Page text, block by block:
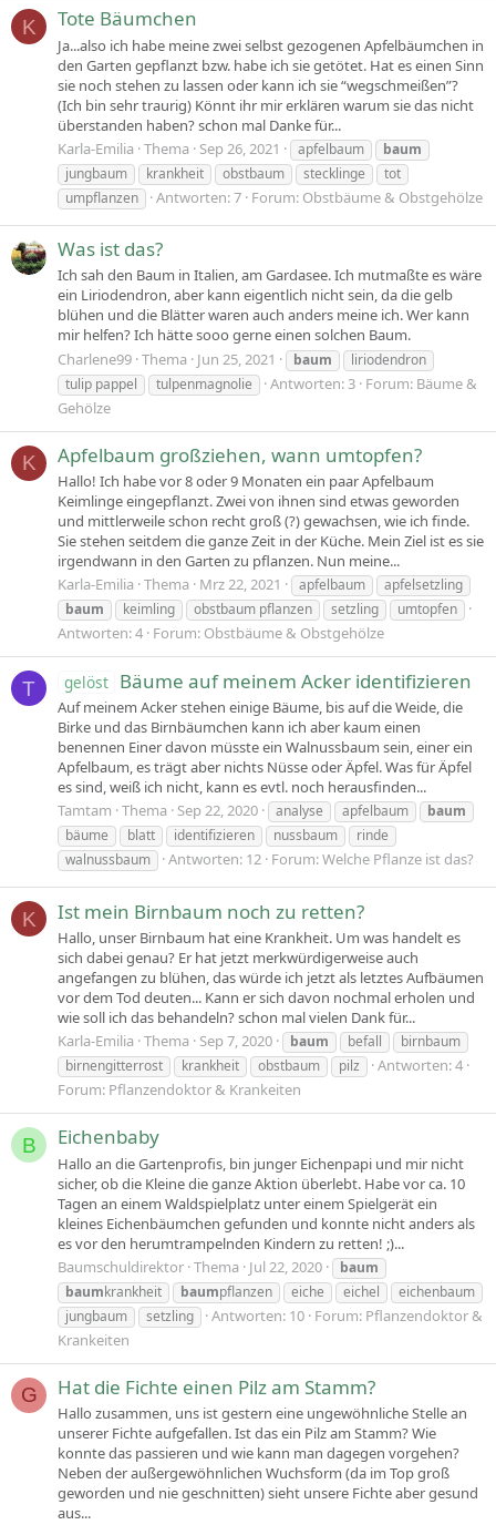
K Tote Bäumchen
Ja...also ich habe meine zwei selbst gezogenen Apfelbäumchen in
den Garten gepflanzt bzw. habe ich sie getötet. Hat es einen Sinn
sie noch stehen zu lassen oder kann ich sie “wegschmeißen”?
(Ich bin sehr traurig) Könnt ihr mir erklären warum sie das nicht
überstanden haben? schon mal Danke für...
Karla-Emilia Thema Sep 26, 2021 apfelbaum
baum
jungbaum
krankheit obstbaum stecklinge
tot
umpflanzen
Antworten: 7 Forum: Obstbäume & Obstgehölze
Was ist das?
Ich sah den Baum in Italien, am Gardasee. Ich mutmaßte es wäre
ein Liriodendron, aber kann eigentlich nicht sein, da die gelb
blühen und die Blätter waren auch anders meine ich. Wer kann
mir helfen? Ich hätte sooo gerne einen solchen Baum.
Charlene99 Thema Jun 25, 2021 baum
liriodendron
tulip pappel
tulpenmagnolie Antworten: 3 Forum: Bäume &
Gehölze
K Apfelbaum großziehen, wann umtopfen?
Hallo! Ich habe vor 8 oder 9 Monaten ein paar Apfelbaum
Keimlinge eingepflanzt. Zwei von ihnen sind etwas geworden
und mittlerweile schon recht groß (?) gewachsen, wie ich finde.
Sie stehen seitdem die ganze Zeit in der Küche. Mein Ziel ist es sie
irgendwann in den Garten zu pflanzen. Nun meine...
Karla-Emilia Thema Mrz 22, 2021 apfelbaum
apfelsetzling
baum
keimling obstbaum pflanzen setzling umtopfen
Antworten: 4 Forum: Obstbäume & Obstgehölze
T gelöst Bäume auf meinem Acker identifizieren
Auf meinem Acker stehen einige Bäume, bis auf die Weide, die
Birke und das Birnbäumchen kann ich aber kaum einen
benennen Einer davon müsste ein Walnussbaum sein, einer ein
Apfelbaum, es trägt aber nichts Nüsse oder Äpfel. Was für Äpfel
es sind, weiß ich nicht, kann es evtl. noch herausfinden...
Tamtam Thema Sep 22, 2020 analyse apfelbaum
baum
bäume
blatt identifizieren nussbaum
rinde
walnussbaum
Antworten: 12 Forum:Welche Pflanze ist das?
K Ist mein Birnbaum noch zu retten?
Hallo, unser Birnbaum hat eine Krankheit. Um was handelt es
sich dabei genau? Er hat jetzt merkwürdigerweise auch
angefangen zu blühen, das würde ich jetzt als letztes Aufbäumen
vor dem Tod deuten... Kann er sich davon nochmal erholen und
wie soll ich das behandeln? schon mal vielen Dank für...
Karla-Emilia Thema Sep 7, 2020 baum befall
birnbaum
birnengitterrost
krankheit obstbaum pilz
Antworten: 4
Forum: Pflanzendoktor & Krankeiten
B Eichenbaby
Hallo an die Gartenprofis, bin junger Eichenpapi und mir nicht
sicher, ob die Kleine die ganze Aktion überlebt. Habe vor ca. 10
Tagen an einem Waldspielplatz unter einem Spielgerät ein
kleines Eichenbäumchen gefunden und konnte nicht anders als
es vor den herumtrampelnden Kindern zu retten! ;)...
Baumschuldirektor Thema Jul 22, 2020
baum
baumkrankheit baumpflanzen eiche eichel
eichenbaum
jungbaum
setzling Antworten: 10 Forum: Pflanzendoktor &
Krankeiten
G Hat die Fichte einen Pilz am Stamm?
Hallo zusammen, uns ist gestern eine ungewöhnliche Stelle an
unserer Fichte aufgefallen. Ist das ein Pilz am Stamm? Wie
konnte das passieren und wie kann man dagegen vorgehen?
Neben der außergewöhnlichen Wuchsform (da im Top groß
geworden und nie geschnitten) sieht unsere Fichte aber gesund
aus...